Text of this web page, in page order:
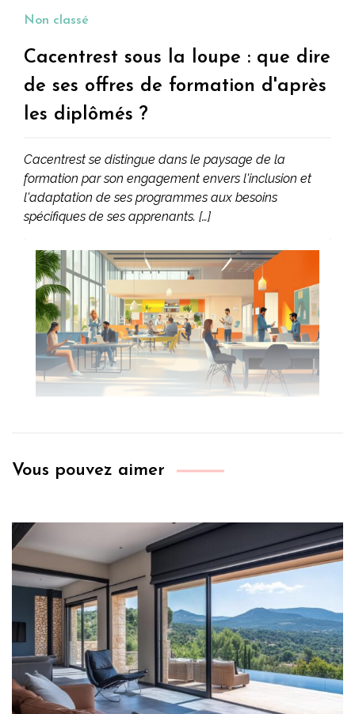
Non classé
Cacentrest sous la loupe : que dire
de ses offres de formation d'après
les diplômés ?
Cacentrest se distingue dans le paysage de la
formation par son engagement envers l'inclusion et
l'adaptation de ses programmes aux besoins
spécifiques de ses apprenants. […]
Vous pouvez aimer